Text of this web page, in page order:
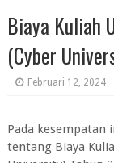
Biaya Kuliah
(Cyber
Februari 12, 2024
Pada
tentang Biaya